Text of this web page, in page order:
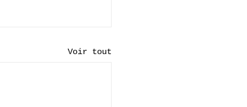
Voir tout